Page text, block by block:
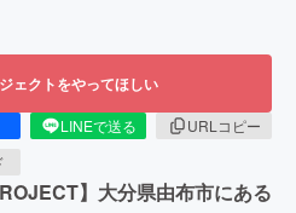
ェクトをやってほしい
LINEで送る
URLコピー
】大分県由布市にある